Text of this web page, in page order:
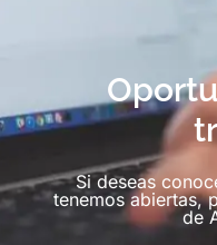
Si deseas
tenemos abiertas,
de